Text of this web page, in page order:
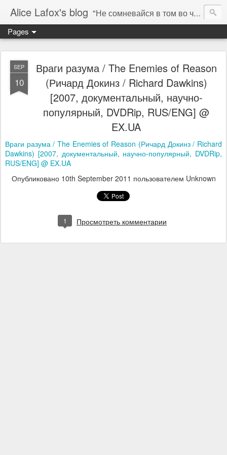
Alice Lafox's blog "Не сомневайся в том во что ты веришь. Тебе нельзя.... а мне можно". ( "You don't question what you believe. You can not. I must." ) - Гипатия 415 AD (C)
Pages
SEP
10
Враги разума / The Enemies of Reason
(Ричард Докинз / Richard Dawkins)
[2007, документальный, научно-
популярный, DVDRip, RUS/ENG] @
EX.UA
Враги разума / The Enemies of Reason (Ричард Докинз / Richard
Dawkins) [2007, документальный, научно-популярный, DVDRip,
RUS/ENG] @ EX.UA
Опубликовано 10th September 2011 пользователем Unknown
1 Просмотреть комментарии